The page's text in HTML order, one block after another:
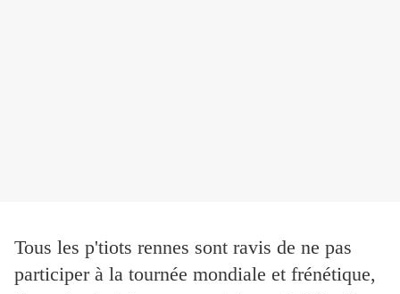
Tous les p'tiots rennes sont ravis de ne pas
participer à la tournée mondiale et frénétique,